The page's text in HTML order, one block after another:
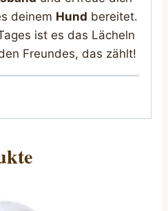
deinem Hund bereitet.
ist es das Lächeln
Freundes, das zählt!